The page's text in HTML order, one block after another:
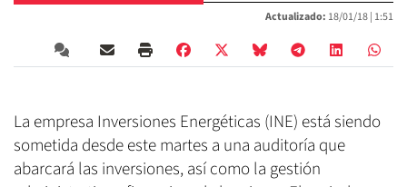
Actualizado: 18/01/18 | 1:51
La empresa Inversiones Energéticas (INE) está siendo
sometida desde este martes a una auditoría que
abarcará las inversiones, así como la gestión